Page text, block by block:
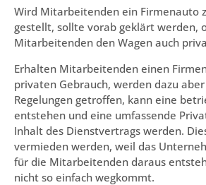
Wird Mitarbeitenden ein Firmenauto
gestellt, sollte vorab geklärt werden,
Mitarbeitenden den Wagen auch
Erhalten Mitarbeitenden einen
privaten Gebrauch, werden dazu
Regelungen getroffen, kann eine
entstehen und eine umfassende
Inhalt des Dienstvertrags werden.
vermieden werden, weil das
für die Mitarbeitenden daraus
nicht so einfach wegkommt.